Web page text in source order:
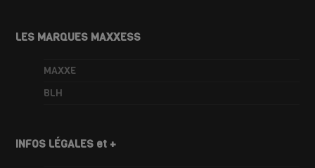
LES MARQUES MAXXESS
MAXXE
BLH
INFOS LÉGALES et +